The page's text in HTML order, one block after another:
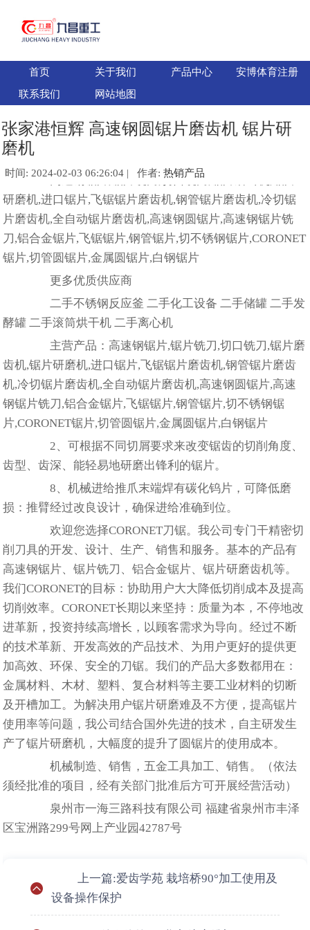
首页 关于我们 产品中心
安博体育注册
联系我们
网站地图
张家港恒辉 高速钢圆锯片磨齿机 锯片研
磨机
时间: 2024-02-03 06:26:04 | 作者:热销产品
高速钢锯片,锯片铣刀,切口铣刀,锯片磨齿机,锯片
研磨机,进口锯片,飞锯锯片磨齿机,钢管锯片磨齿机,冷切锯
片磨齿机,全自动锯片磨齿机,高速钢圆锯片,高速钢锯片铣
刀,铝合金锯片,飞锯锯片,钢管锯片,切不锈钢锯片,CORONET
锯片,切管圆锯片,金属圆锯片,白钢锯片
更多优质供应商
二手不锈钢反应釜 二手化工设备 二手储罐 二手发
酵罐 二手滚筒烘干机 二手离心机
主营产品：高速钢锯片,锯片铣刀,切口铣刀,锯片磨
齿机,锯片研磨机,进口锯片,飞锯锯片磨齿机,钢管锯片磨齿
机,冷切锯片磨齿机,全自动锯片磨齿机,高速钢圆锯片,高速
钢锯片铣刀,铝合金锯片,飞锯锯片,钢管锯片,切不锈钢锯
片,CORONET锯片,切管圆锯片,金属圆锯片,白钢锯片
2、可根据不同切屑要求来改变锯齿的切削角度、
齿型、齿深、能轻易地研磨出锋利的锯片。
8、机械进给推爪末端焊有碳化钨片，可降低磨
损：推臂经过改良设计，确保进给准确到位。
欢迎您选择CORONET刀锯。我公司专门干精密切
削刀具的开发、设计、生产、销售和服务。基本的产品有
高速钢锯片、锯片铣刀、铝合金锯片、锯片研磨齿机等。
我们CORONET的目标：协助用户大大降低切削成本及提高
切削效率。CORONET长期以来坚持：质量为本，不停地改
进革新，投资持续高增长，以顾客需求为导向。经过不断
的技术革新、开发高效的产品技术、为用户更好的提供更
加高效、环保、安全的刀锯。我们的产品大多数都用在：
金属材料、木材、塑料、复合材料等主要工业材料的切断
及开槽加工。为解决用户锯片研磨难及不方便，提高锯片
使用率等问题，我公司结合国外先进的技术，自主研发生
产了锯片研磨机，大幅度的提升了圆锯片的使用成本。
机械制造、销售，五金工具加工、销售。（依法
须经批准的项目，经有关部门批准后方可开展经营活动）
泉州市一海三路科技有限公司 福建省泉州市丰泽
区宝洲路299号网上产业园42787号
上一篇:爱齿学苑 栽培桥90°加工使用及
设备操作保护